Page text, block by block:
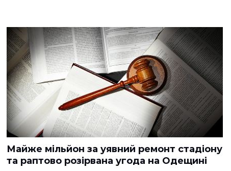
Майже мільйон за уявний ремонт стадіону
та раптово розірвана угода на Одещині